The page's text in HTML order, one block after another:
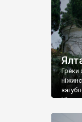
Греки
Ніжин